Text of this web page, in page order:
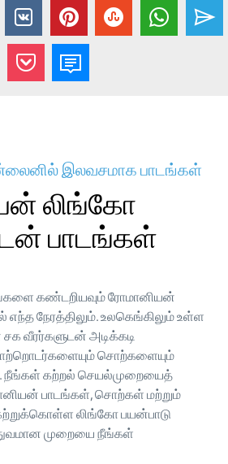
இலவசமாக பாடங்கள்
லிங்கோ
பாடங்கள்
கண்டறியவும் ரோமானியன்
நேரத்திலும். உலகெங்கிலும் உள்ள
வீரர்களுடன் அடிக்கடி
சொற்களையும்
கற்றல் செயல்முறையைத்
பாடங்கள், சொற்கள் மற்றும்
லிங்கோ பயன்பாடு
முறையை நீங்கள்